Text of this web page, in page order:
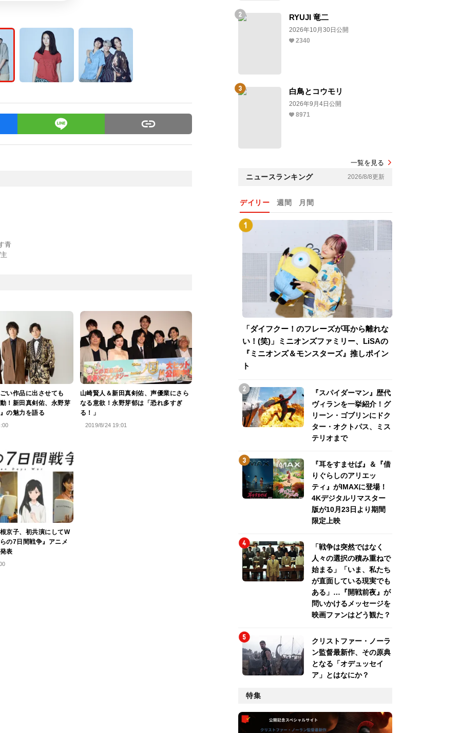
青
い作品に出させても
！新田真剣佑、永野芽
の魅力を語る
山崎賢人＆新田真剣佑、声優業にさら
なる意欲！永野芽郁は「恐れ多すぎ
る！」
2019/8/24 19:01
京子、初共演にしてW
の7日間戦争』アニメ
表
RYUJI 竜二
2026年10月30日公開
2340
白鳥とコウモリ
2026年9月4日公開
8971
一覧を見る
ニュースランキング 2026/8/8更新
デイリー 週間 月間
「ダイフクー！のフレーズが耳から離れな
い！(笑)」ミニオンズファミリー、LiSAの
『ミニオンズ＆モンスターズ』推しポイン
ト
『スパイダーマン』歴代
ヴィランを一挙紹介！グ
リーン・ゴブリンにドク
ター・オクトパス、ミス
テリオまで
『耳をすませば』＆『借
りぐらしのアリエッ
ティ』がIMAXに登場！
4Kデジタルリマスター
版が10月23日より期間
限定上映
「戦争は突然ではなく
人々の選択の積み重ねで
始まる」「いま、私たち
が直面している現実でも
ある」…『開戦前夜』が
問いかけるメッセージを
映画ファンはどう観た？
クリストファー・ノーラ
ン監督最新作、その原典
となる「オデュッセイ
ア」とはなにか？
特集